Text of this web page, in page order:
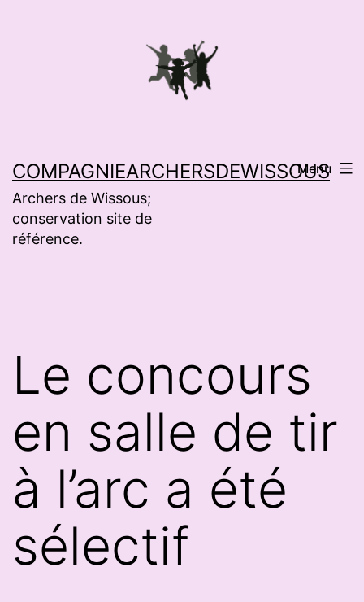
COMPAGNIEARCHERSDEWISSOUS
Archers de Wissous;
conservation site de
référence.
Menu
Le concours
en salle de tir
à l’arc a été
sélectif